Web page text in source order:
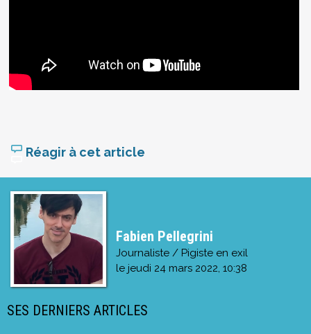
Réagir à cet article
Fabien Pellegrini
Journaliste / Pigiste en exil
le jeudi 24 mars 2022, 10:38
SES DERNIERS ARTICLES